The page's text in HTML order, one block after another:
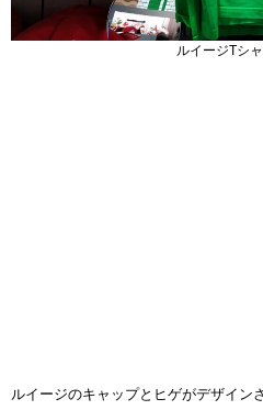
ルイージTシャ
ルイージのキャップとヒゲがデザイン